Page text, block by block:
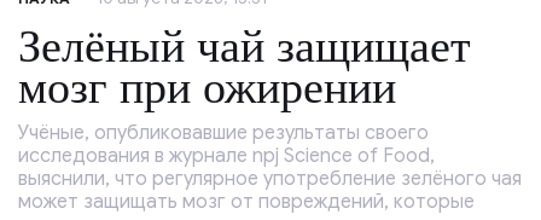
Зелёный чай защищает
мозг при ожирении
Учёные, опубликовавшие результаты своего
исследования в журнале npj Science of Food,
выяснили, что регулярное употребление зелёного чая
может защищать мозг от повреждений, которые